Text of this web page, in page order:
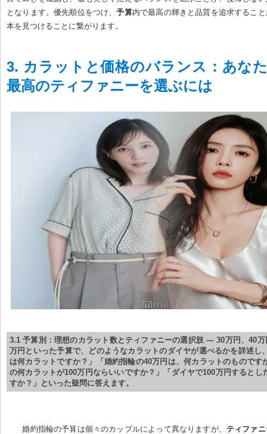
となります。優先順位をつけ、予算内で最高の輝きと品質を追求するこ
本を見つけることに繋がります。
3. カラットと価格のバランス：あな
最高のティファニーを選ぶには
3.1 予算別：理想のカラット数とティファニーの選択肢 — 30万円、40万
万円といった予算で、どのようなカラットのダイヤが選べるかを詳述し
は何カラットですか？」「婚約指輪の40万円は、何カラットのものです
の何カラットが100万円ならいいですか？」「ダイヤで100万円するとし
すか？」といった疑問に答えます。
婚約指輪の予算は個々のカップルによって異なりますが、 ティファ